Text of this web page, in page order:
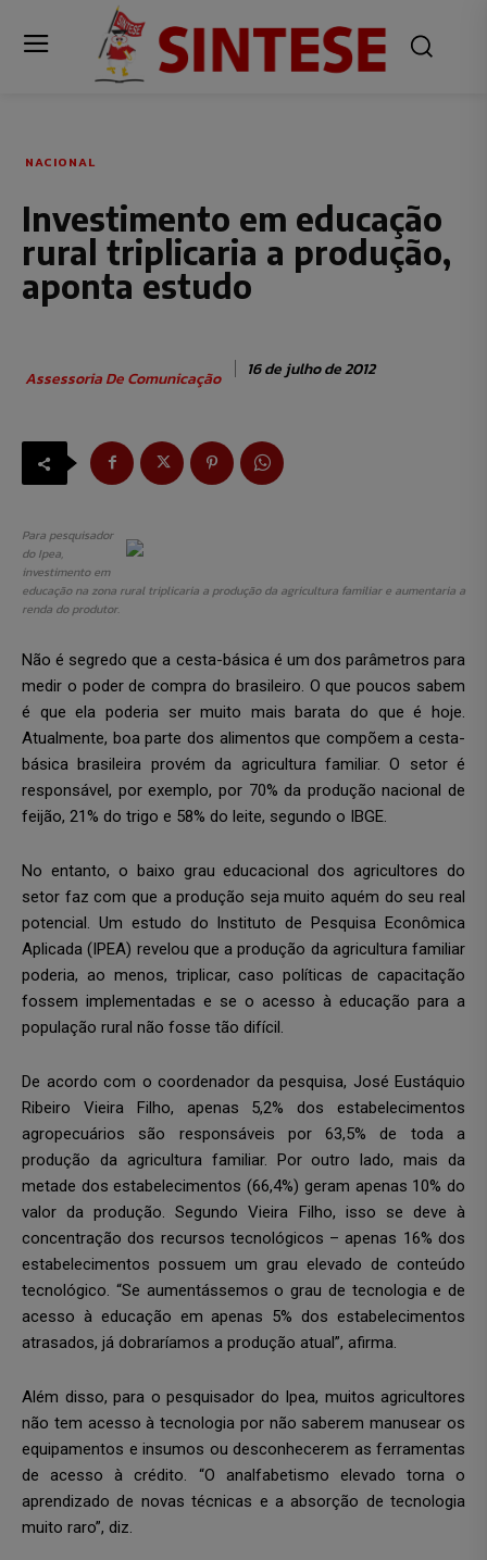
NACIONAL
Investimento em educação
rural triplicaria a produção,
aponta estudo
Assessoria De Comunicação 16 de julho de 2012
Para pesquisador
do Ipea,
investimento em
educação na zona rural triplicaria a produção da agricultura familiar e aumentaria a
renda do produtor.
Não é segredo que a cesta-básica é um dos parâmetros para
medir o poder de compra do brasileiro. O que poucos sabem
é que ela poderia ser muito mais barata do que é hoje.
Atualmente, boa parte dos alimentos que compõem a cesta-
básica brasileira provém da agricultura familiar. O setor é
responsável, por exemplo, por 70% da produção nacional de
feijão, 21% do trigo e 58% do leite, segundo o IBGE.
No entanto, o baixo grau educacional dos agricultores do
setor faz com que a produção seja muito aquém do seu real
potencial. Um estudo do Instituto de Pesquisa Econômica
Aplicada (IPEA) revelou que a produção da agricultura familiar
poderia, ao menos, triplicar, caso políticas de capacitação
fossem implementadas e se o acesso à educação para a
população rural não fosse tão difícil.
De acordo com o coordenador da pesquisa, José Eustáquio
Ribeiro Vieira Filho, apenas 5,2% dos estabelecimentos
agropecuários são responsáveis por 63,5% de toda a
produção da agricultura familiar. Por outro lado, mais da
metade dos estabelecimentos (66,4%) geram apenas 10% do
valor da produção. Segundo Vieira Filho, isso se deve à
concentração dos recursos tecnológicos – apenas 16% dos
estabelecimentos possuem um grau elevado de conteúdo
tecnológico. “Se aumentássemos o grau de tecnologia e de
acesso à educação em apenas 5% dos estabelecimentos
atrasados, já dobraríamos a produção atual”, afirma.
Além disso, para o pesquisador do Ipea, muitos agricultores
não tem acesso à tecnologia por não saberem manusear os
equipamentos e insumos ou desconhecerem as ferramentas
de acesso à crédito. “O analfabetismo elevado torna o
aprendizado de novas técnicas e a absorção de tecnologia
muito raro”, diz.